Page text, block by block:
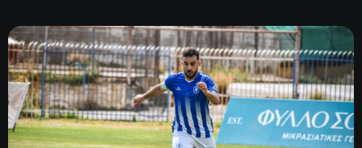
Α2 ΕΠΣΗ
Β1 ΕΠΣΗ
Β2 ΕΠΣΗ